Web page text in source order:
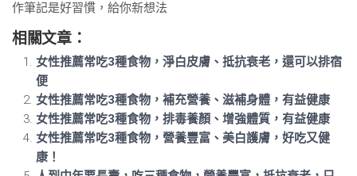
作筆記是好習慣，給你新想法
相關文章：
女性推薦常吃3種食物，淨白皮膚、抵抗衰老，還可以排宿
便
女性推薦常吃3種食物，補充營養、滋補身體，有益健康
女性推薦常吃3種食物，排毒養顏、增強體質，有益健康
女性推薦常吃3種食物，營養豐富、美白護膚，好吃又健
康！